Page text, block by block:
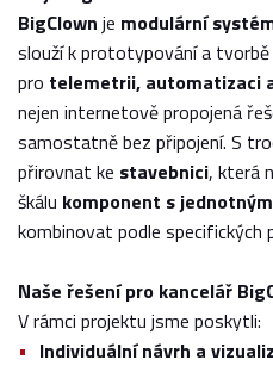
BigClown je modulární
slouží k prototypování a tvorbě
pro telemetrii, automatizaci
nejen internetově propojená
samostatně bez připojení. S
přirovnat ke stavebnici, která
škálu komponent s
kombinovat podle specifických
Naše řešení pro kancelář
V rámci projektu jsme poskytli:
Individuální návrh a